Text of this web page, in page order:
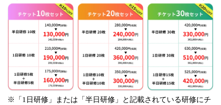
※「1日研修」または「半日研修」と記載されている研修にチ